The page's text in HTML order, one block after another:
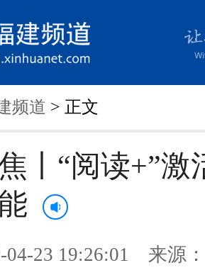
频道 > 正文
丨“阅读+”激
04-23 19:26:01 来源